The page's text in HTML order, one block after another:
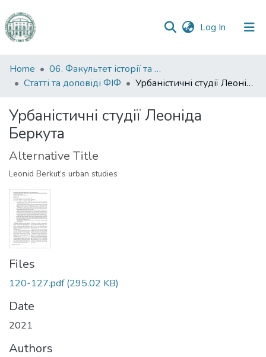
Log In (current)
Communities
&
All of DSpace
Statistics
Home
06. Факультет історії та філософії
Статті та доповіді ФІФ
Урбаністичні студії Леоніда Беркута
Урбаністичні студії Леоніда
Беркута
Alternative Title
Leonid Berkut’s urban studies
Files
120-127.pdf(295.02 KB)
Date
2021
Authors